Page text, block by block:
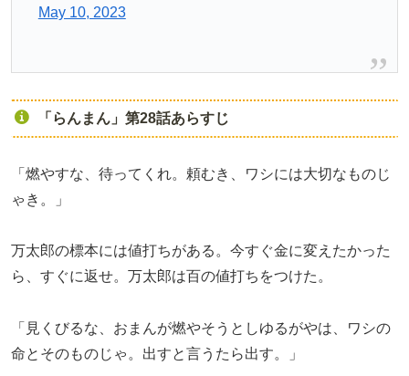
May 10, 2023
「らんまん」第28話あらすじ
「燃やすな、待ってくれ。頼むき、ワシには大切なものじ
ゃき。」
万太郎の標本には値打ちがある。今すぐ金に変えたかった
ら、すぐに返せ。万太郎は百の値打ちをつけた。
「見くびるな、おまんが燃やそうとしゆるがやは、ワシの
命とそのものじゃ。出すと言うたら出す。」